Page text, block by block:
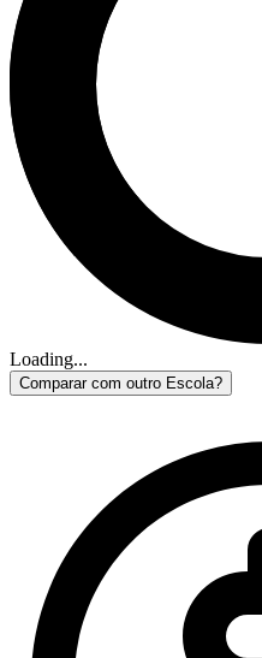
Loading...
Comparar com outro Escola?